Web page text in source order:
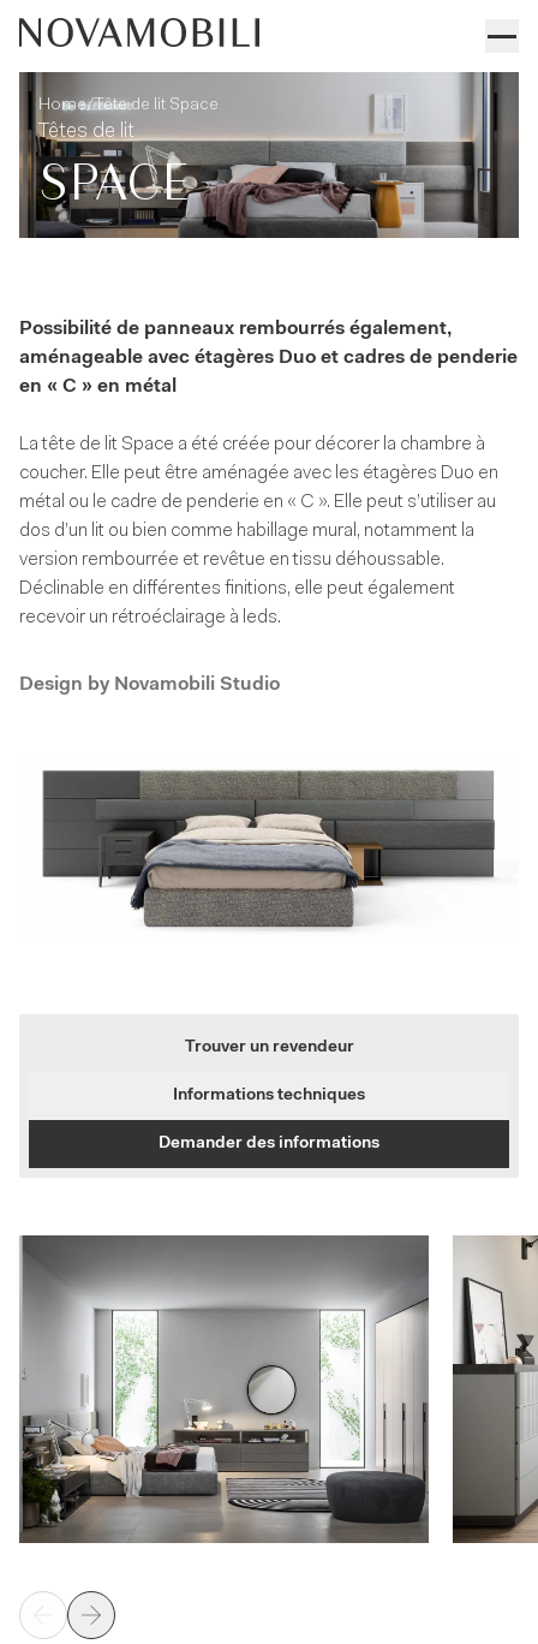
Tête de lit Space
Home/Tête de lit Space
Têtes de lit
SPACE
Possibilité de panneaux rembourrés également,
aménageable avec étagères Duo et cadres de penderie
en « C » en métal
La tête de lit Space a été créée pour décorer la chambre à
coucher. Elle peut être aménagée avec les étagères Duo en
métal ou le cadre de penderie en « C ». Elle peut s’utiliser au
dos d’un lit ou bien comme habillage mural, notamment la
version rembourrée et revêtue en tissu déhoussable.
Déclinable en différentes finitions, elle peut également
recevoir un rétroéclairage à leds.
Design by Novamobili Studio
Trouver un revendeur
Informations techniques
Demander des informations